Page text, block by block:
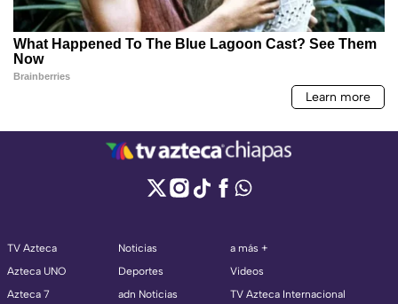
TV Azteca
Azteca UNO
Azteca 7
Noticias
Deportes
adn Noticias
a más +
Videos
TV Azteca Internacional